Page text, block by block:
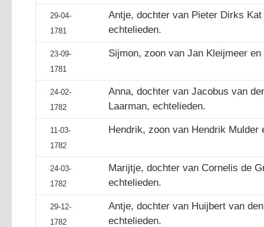
29-04-
1781
Antje, dochter van Pieter Dirks
echtelieden.
23-09-
1781
Sijmon, zoon van Jan Kleijmeer
24-02-
1782
Anna, dochter van Jacobus van
Laarman, echtelieden.
11-03-
1782
Hendrik, zoon van Hendrik Mulder
24-03-
1782
Marijtje, dochter van Cornelis de
echtelieden.
29-12-
1782
Antje, dochter van Huijbert van
echtelieden.